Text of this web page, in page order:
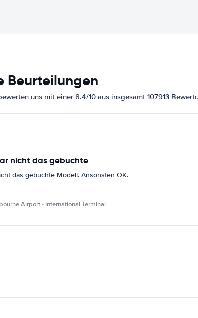
Beurteilungen
uns mit einer 8.4/10 aus insgesamt 107913
nicht das gebuchte
das gebuchte Modell. Ansonsten OK.
Airport - International Terminal